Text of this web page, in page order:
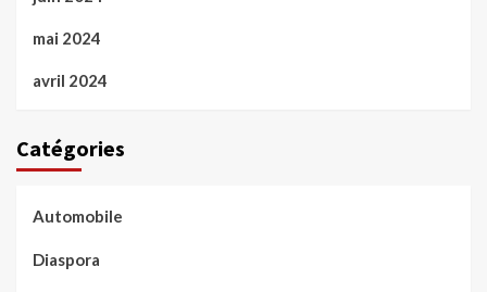
mai 2024
avril 2024
Catégories
Automobile
Diaspora